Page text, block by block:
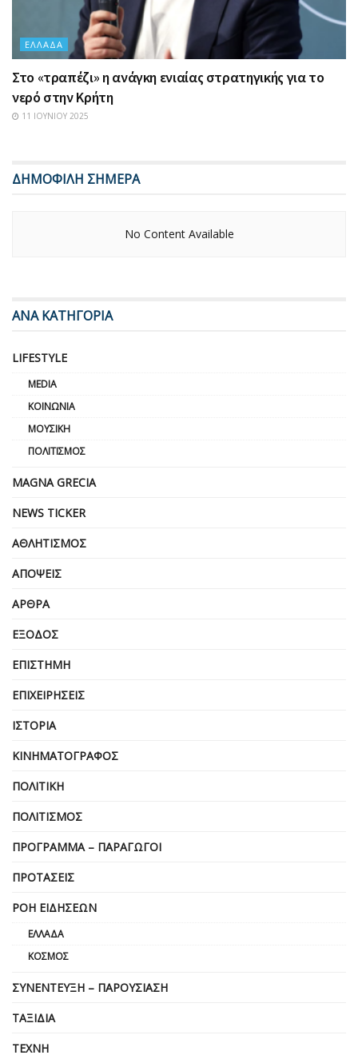
ΕΛΛΆΔΑ
Στο «τραπέζι» η ανάγκη ενιαίας στρατηγικής για το
νερό στην Κρήτη
11 ΙΟΥΝΊΟΥ 2025
ΔΗΜΟΦΙΛΗ ΣΗΜΕΡΑ
No Content Available
ΑΝΑ ΚΑΤΗΓΟΡΙΑ
LIFESTYLE
MEDIA
ΚΟΙΝΩΝΊΑ
ΜΟΥΣΙΚΉ
ΠΟΛΙΤΙΣΜΌΣ
MAGNA GRECIA
NEWS TICKER
ΑΘΛΗΤΙΣΜΌΣ
ΑΠΌΨΕΙΣ
ΆΡΘΡΑ
ΈΞΟΔΟΣ
ΕΠΙΣΤΉΜΗ
ΕΠΙΧΕΙΡΗΣΕΙΣ
ΙΣΤΟΡΊΑ
ΚΙΝΗΜΑΤΟΓΡΆΦΟΣ
ΠΟΛΙΤΙΚΉ
ΠΟΛΙΤΙΣΜΌΣ
ΠΡΌΓΡΑΜΜΑ – ΠΑΡΑΓΩΓΟΊ
ΠΡΟΤΆΣΕΙΣ
ΡΟΉ ΕΙΔΉΣΕΩΝ
ΕΛΛΆΔΑ
ΚΌΣΜΟΣ
ΣΥΝΈΝΤΕΥΞΗ – ΠΑΡΟΥΣΊΑΣΗ
ΤΑΞΊΔΙΑ
ΤΈΧΝΗ